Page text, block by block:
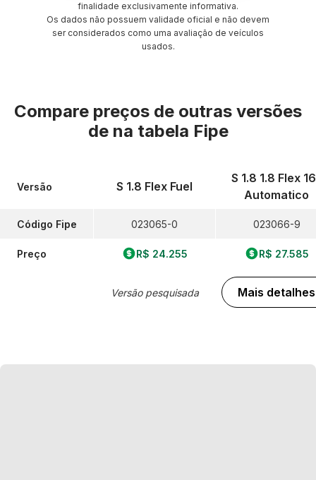
finalidade exclusivamente informativa.
Os dados não possuem validade oficial e não devem
ser considerados como uma avaliação de veículos
usados.
Compare preços de outras versões
de na tabela Fipe
Versão
Código Fipe
Preço
S 1.8 Flex Fuel
023065-0
R$ 24.255
Versão pesquisada
S 1.8 1.8 Flex
Automatico
023066-9
R$ 27.585
Mais detalhes